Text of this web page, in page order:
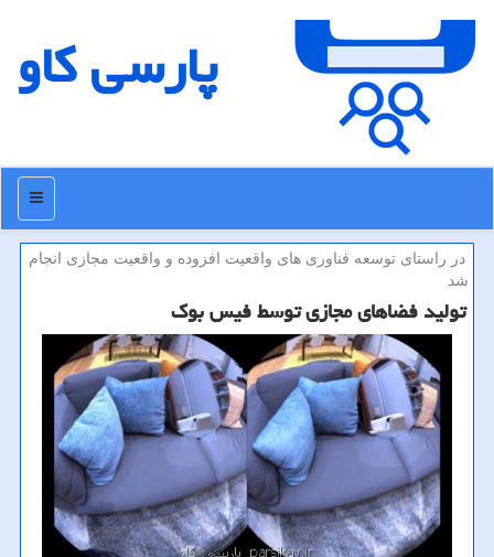
پارسی كاو
منو
در راستای توسعه فناوری های واقعیت افزوده و واقعیت مجازی انجام
شد
تولید فضاهای مجازی توسط فیس بوك